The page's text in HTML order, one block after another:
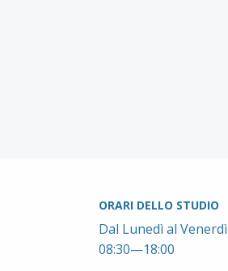
ORARI DELLO STUDIO
Dal Lunedì al Venerdì
08:30—18:00